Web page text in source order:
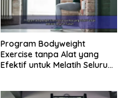
Program Bodyweight
Exercise tanpa Alat yang
Efektif untuk Melatih Seluruh